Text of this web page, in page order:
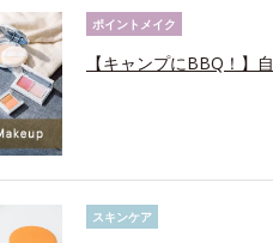
ポイントメイク
【キャンプにBBQ！】
スキンケア